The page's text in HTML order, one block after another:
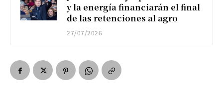
y la energía financiarán el final
de las retenciones al agro
27/07/2026